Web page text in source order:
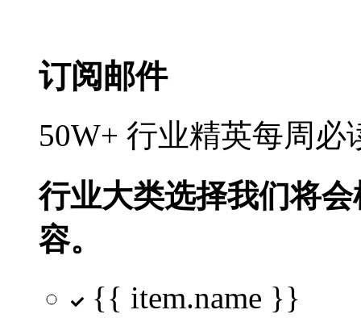
订阅邮件
50W+ 行业精英每周
行业大类选择我们将
容。
{{ item.name }}